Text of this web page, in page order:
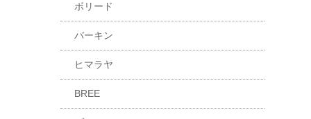
ボリード
バーキン
ヒマラヤ
BREE